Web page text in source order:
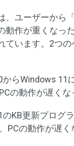
、ユーザーから
動作が重くなっ
ています。2つの
からWindows 11
の動作が遅くな
KB更新プログ
PCの動作が遅く